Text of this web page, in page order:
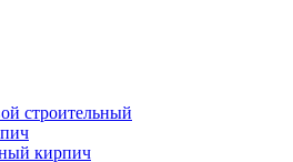
строительный